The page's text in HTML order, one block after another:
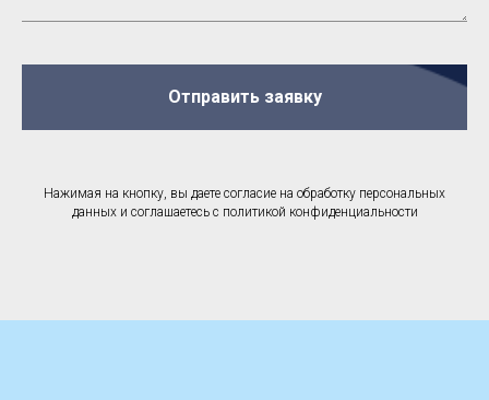
Отправить заявку
Нажимая на кнопку, вы даете согласие на обработку персональных
данных и соглашаетесь c политикой конфиденциальности